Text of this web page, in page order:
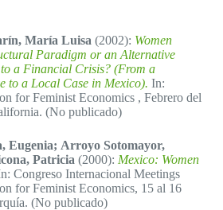
María Luisa (2002): Women
Paradigm or an Alternative
a Financial Crisis? (From a
to a Local Case in Mexico). In:
for Feminist Economics , Febrero del
(No publicado)
Eugenia; Arroyo Sotomayor,
Patricia (2000): Mexico: Women
Congreso Internacional Meetings
for Feminist Economics, 15 al 16
(No publicado)